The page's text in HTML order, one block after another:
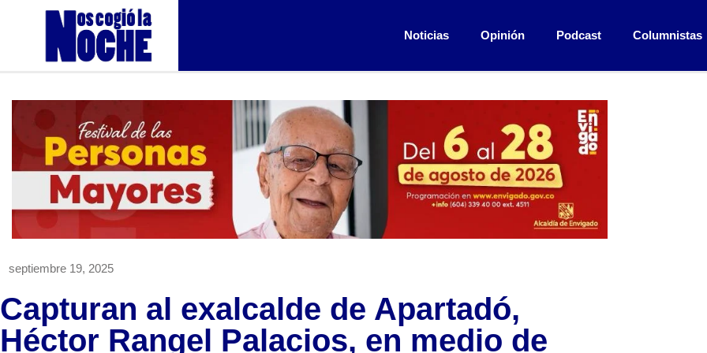
Noticias Opinión Podcast Columnistas
septiembre 19, 2025
Capturan al exalcalde de Apartadó,
Héctor Rangel Palacios, en medio de